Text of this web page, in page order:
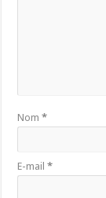
Nom*
E-mail*